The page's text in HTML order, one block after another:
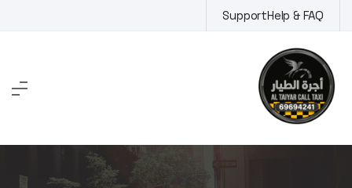
to
content
Help & FAQ
Support